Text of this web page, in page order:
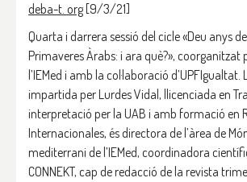
deba-t. org [9/3/21]
Quarta i darrera sessió del cicle «Deu anys
Primaveres Àrabs: i ara què?», coorganitzat
l’IEMed i amb la col·laboració d’UPFIgualtat.
impartida per Lurdes Vidal, llicenciada en
interpretació per la UAB i amb formació en
Internacionales, és directora de l’àrea de
mediterrani de l’IEMed, coordinadora
CONNEKT, cap de redacció de la revista